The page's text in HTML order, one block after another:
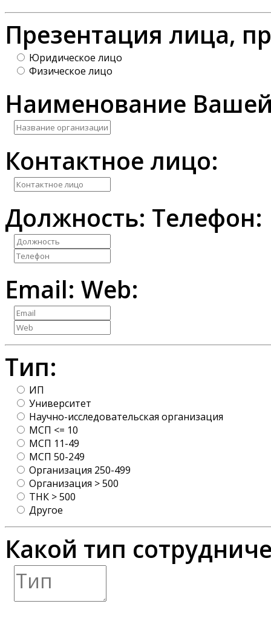
Презентация лица,
Юридическое лицо
Физическое лицо
Наименование
Контактное лицо:
Должность: Телефон:
Email: Web:
Тип:
ИП
Университет
Научно-исследовательская организация
МСП <= 10
МСП 11-49
МСП 50-249
Организация 250-499
Организация > 500
ТНК > 500
Другое
Какой тип